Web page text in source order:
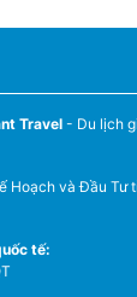
Travel - Du lịch
Hoạch và Đầu Tư
tế: